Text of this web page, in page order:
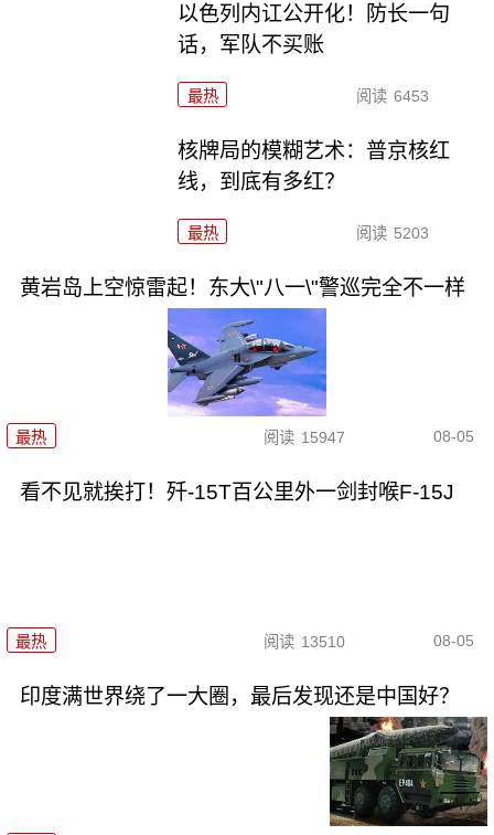
以色列内讧公开化！防长一句
话，军队不买账
最热 阅读 6453
核牌局的模糊艺术：普京核红
线，到底有多红？
最热 阅读 5203
黄岩岛上空惊雷起！东大\"八一\"警巡完全不一样
最热 阅读 15947 08-05
看不见就挨打！歼-15T百公里外一剑封喉F-15J
最热 阅读 13510 08-05
印度满世界绕了一大圈，最后发现还是中国好？